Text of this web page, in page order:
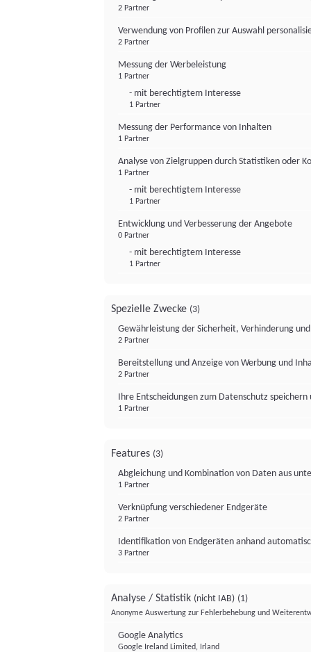
2 Partner
Verwendung von Profilen zur Auswahl
2 Partner
Messung der Werbeleistung
1 Partner
- mit berechtigtem Interesse
1 Partner
Messung der Performance von Inhalten
1 Partner
Analyse von Zielgruppen durch Statistiken oder
1 Partner
- mit berechtigtem Interesse
1 Partner
Entwicklung und Verbesserung der Angebote
0 Partner
- mit berechtigtem Interesse
1 Partner
Spezielle Zwecke (3)
Gewährleistung der Sicherheit, Verhinderung
2 Partner
Bereitstellung und Anzeige von Werbung und
2 Partner
Ihre Entscheidungen zum Datenschutz
1 Partner
Features (3)
Abgleichung und Kombination von Daten aus
1 Partner
Verknüpfung verschiedener Endgeräte
2 Partner
Identifikation von Endgeräten anhand
3 Partner
Analyse / Statistik (nicht IAB) (1)
Anonyme Auswertung zur Fehlerbehebung und
Google Analytics
Google Ireland Limited, Irland